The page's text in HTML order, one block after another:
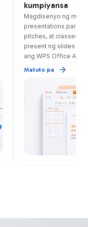
kumpiyansa
Magdisenyo ng
presentations para
pitches, at classes.
present ng slides
ang WPS Office App.
Matuto pa